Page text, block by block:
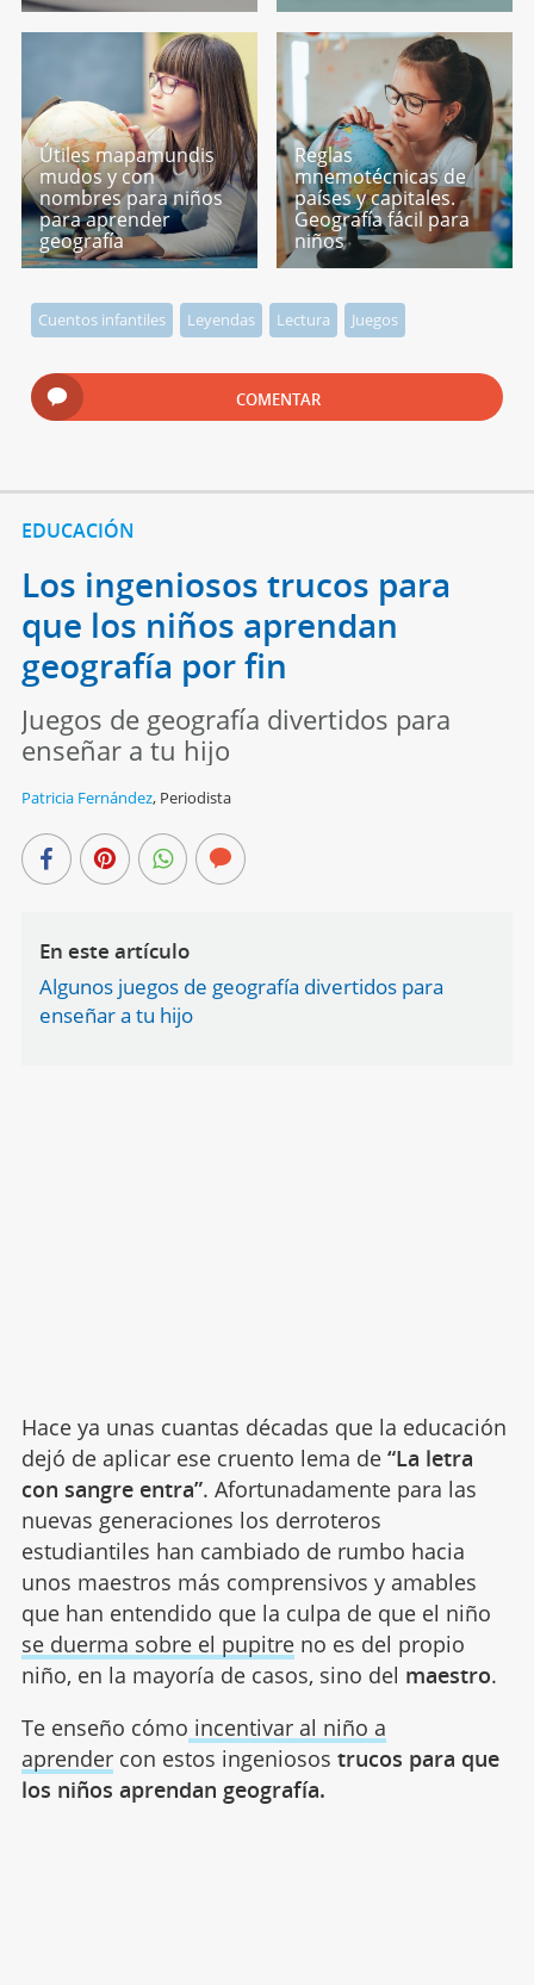
Útiles mapamundis
mudos y con
nombres para niños
para aprender
geografía
Reglas
mnemotécnicas de
países y capitales.
Geografía fácil para
niños
Cuentos infantiles Leyendas Lectura Juegos
COMENTAR
EDUCACIÓN
Los ingeniosos trucos para
que los niños aprendan
geografía por fin
Juegos de geografía divertidos para
enseñar a tu hijo
Patricia Fernández, Periodista
En este artículo
Algunos juegos de geografía divertidos para
enseñar a tu hijo
Hace ya unas cuantas décadas que la educación
dejó de aplicar ese cruento lema de“La letra
con sangre entra”. Afortunadamente para las
nuevas generaciones los derroteros
estudiantiles han cambiado de rumbo hacia
unos maestros más comprensivos y amables
que han entendido que la culpa de que el niño
se duerma sobre el pupitreno es del propio
niño, en la mayoría de casos, sino del maestro.
Te enseño cómo incentivar al niño a
aprendercon estos ingeniosos trucos para que
los niños aprendan geografía.